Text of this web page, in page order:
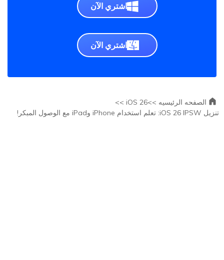
اشتري الآن
اشتري الآن
الصفحه الرئيسيه >>iOS 26 >>
تنزيل iOS 26 IPSW: تعلم استخدام iPhone وiPad مع الوصول المبكر!